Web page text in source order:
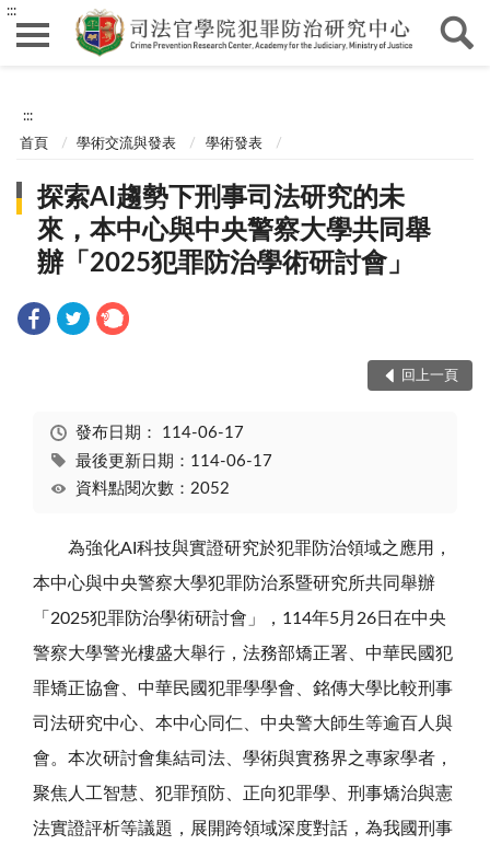
:::
:::
首頁 學術交流與發表 學術發表
探索AI趨勢下刑事司法研究的未
來，本中心與中央警察大學共同舉
辦「2025犯罪防治學術研討會」
回上一頁
發布日期： 114-06-17
最後更新日期：114-06-17
資料點閱次數：2052
為強化AI科技與實證研究於犯罪防治領域之應用，
本中心與中央警察大學犯罪防治系暨研究所共同舉辦
「2025犯罪防治學術研討會」，114年5月26日在中央
警察大學警光樓盛大舉行，法務部矯正署、中華民國犯
罪矯正協會、中華民國犯罪學學會、銘傳大學比較刑事
司法研究中心、本中心同仁、中央警大師生等逾百人與
會。本次研討會集結司法、學術與實務界之專家學者，
聚焦人工智慧、犯罪預防、正向犯罪學、刑事矯治與憲
法實證評析等議題，展開跨領域深度對話，為我國刑事